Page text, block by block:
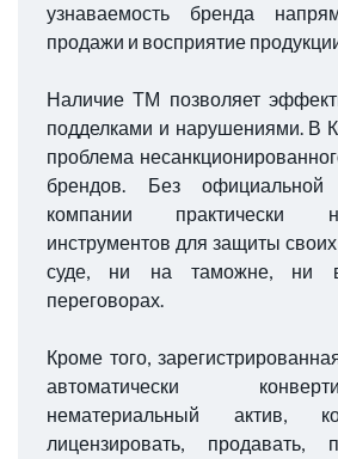
узнаваемость бренда
продажи и восприятие
Наличие ТМ позволяет
подделками и нарушениями. В
проблема
брендов. Без официальной
компании практически
инструментов для защиты
суде, ни на таможне, ни в
переговорах.
Кроме того,
автоматически
нематериальный актив,
лицензировать, продавать,